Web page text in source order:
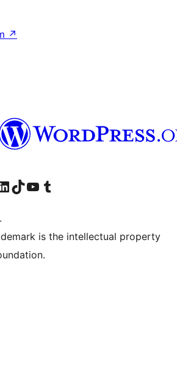
↗
de Facebook
cuenta de Instagram
nuestra cuenta de LinkedIn
Visita nuestra cuenta de TikTok
Visita nuestro canal de YouTube
Visita nuestra cuenta de Tumblr
is the intellectual property